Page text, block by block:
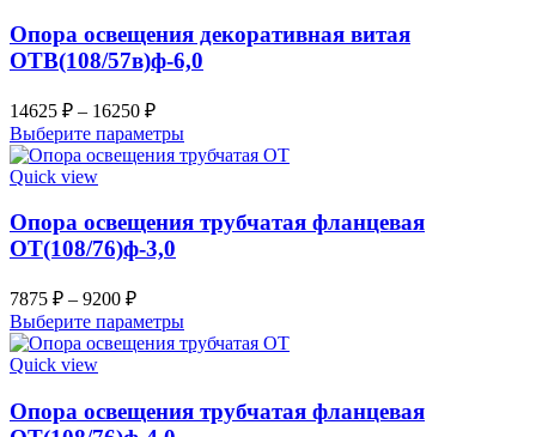
вариаций.
Опции
можно
странице
товара.
Опора освещения декоративная витая
ОТВ(108/57в)ф-6,0
14625 ₽ – 16250 ₽
Выберите параметрыЭтот
товар
вариаций.
Опции
странице
товара.
Quick view
Опора освещения трубчатая фланцевая
ОТ(108/76)ф-3,0
7875 ₽ – 9200 ₽
Выберите параметрыЭтот
товар
вариаций.
Опции
Quick view
Опора освещения трубчатая фланцевая